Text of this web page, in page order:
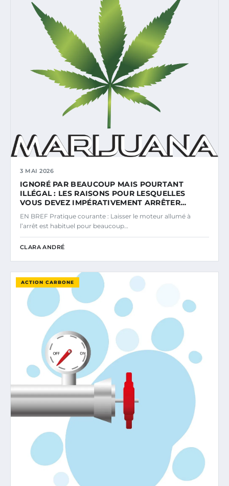
3 MAI 2026
IGNORÉ PAR BEAUCOUP MAIS POURTANT
ILLÉGAL : LES RAISONS POUR LESQUELLES
VOUS DEVEZ IMPÉRATIVEMENT ARRÊTER…
EN BREF Pratique courante : Laisser le moteur allumé à
l’arrêt est habituel pour beaucoup…
CLARA ANDRÉ
ACTION CARBONE